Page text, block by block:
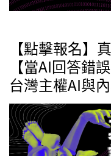
【點擊報名】
【當AI回答錯
台灣主權AI與